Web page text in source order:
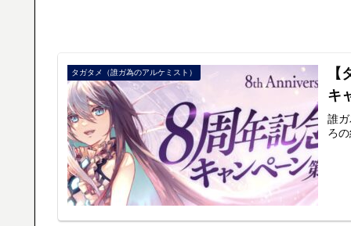
タガタメ（誰ガ為のアルケミスト）
キ
誰
ろ